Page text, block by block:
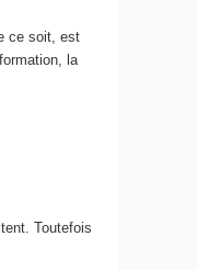
ce soit, est
la
Toutefois